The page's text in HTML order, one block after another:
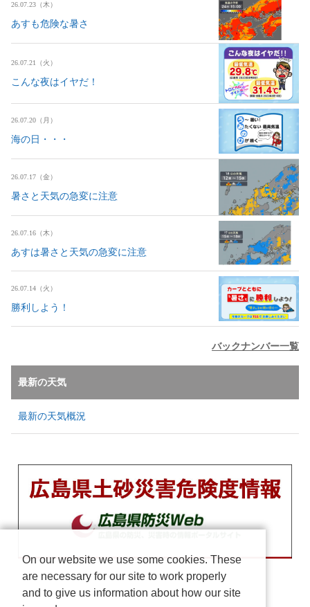
26.07.23（木）
あすも危険な暑さ
26.07.21（火）
こんな夜はイヤだ！
26.07.20（月）
海の日・・・
26.07.17（金）
暑さと天気の急変に注意
26.07.16（木）
あすは暑さと天気の急変に注意
26.07.14（火）
勝利しよう！
バックナンバー一覧
最新の天気
最新の天気概況
On our website we use some cookies. These
are necessary for our site to work properly
and to give us information about how our site